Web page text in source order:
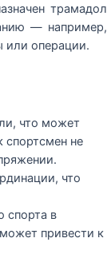
трамадол
— например,
или операции.
что может
спортсмен не
что
спорта в
привести к